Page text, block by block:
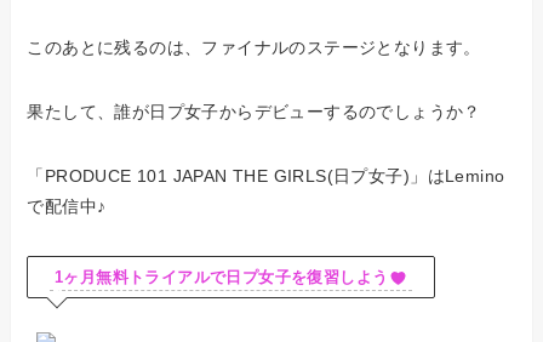
このあとに残るのは、ファイナルのステージとなります。
果たして、誰が日プ女子からデビューするのでしょうか？
「PRODUCE 101 JAPAN THE GIRLS(日プ女子)」はLemino
で配信中♪
1ヶ月無料トライアルで日プ女子を復習しよう